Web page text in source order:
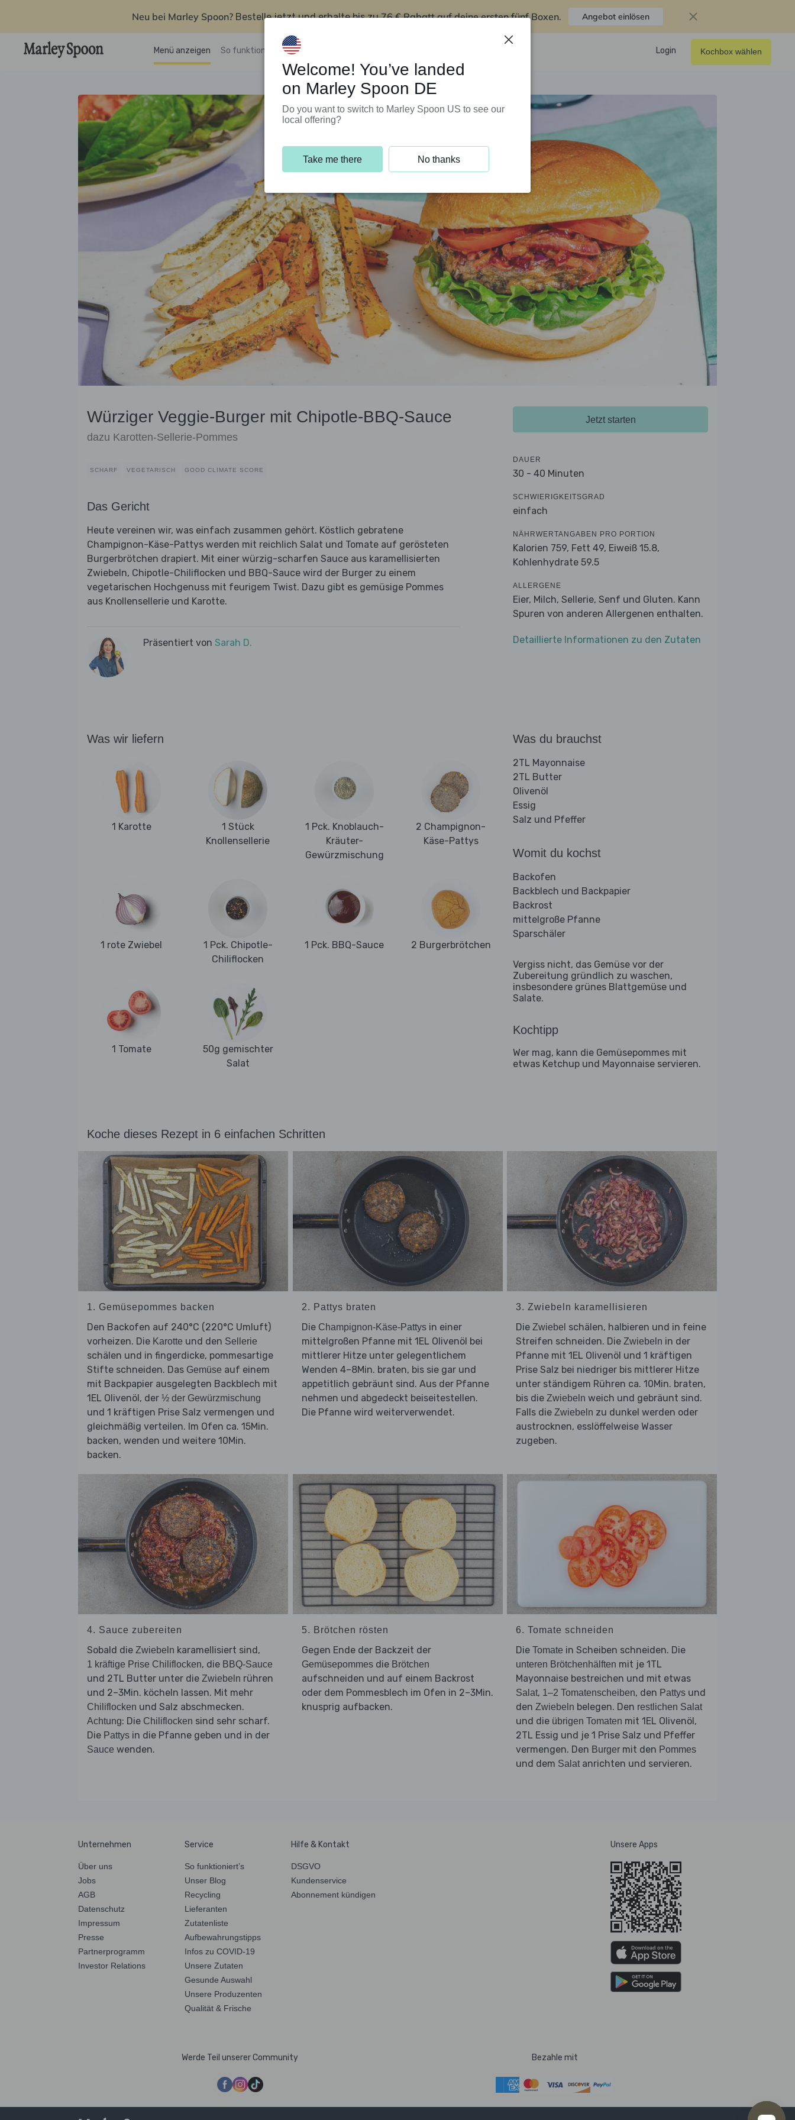
Neu bei Marley Spoon? Bestelle jetzt und erhalte bis zu76 € Rabatt auf deine ersten fünf Boxen. Angebot einlösen
Menü anzeigen So funktioniert’s Kundenservice Login Kochbox wählen
Würziger Veggie-Burger mit Chipotle-BBQ-Sauce
dazu Karotten-Sellerie-Pommes
SCHARF VEGETARISCH GOOD CLIMATE SCORE
Das Gericht
Heute vereinen wir, was einfach zusammen gehört. Köstlich gebratene
Champignon-Käse-Pattys werden mit reichlich Salat und Tomate auf gerösteten
Burgerbrötchen drapiert. Mit einer würzig-scharfen Sauce aus karamellisierten
Zwiebeln, Chipotle-Chiliflocken und BBQ-Sauce wird der Burger zu einem
vegetarischen Hochgenuss mit feurigem Twist. Dazu gibt es gemüsige Pommes
aus Knollensellerie und Karotte.
Präsentiert von Sarah D.
Jetzt starten
DAUER
30 - 40 Minuten
SCHWIERIGKEITSGRAD
einfach
NÄHRWERTANGABEN PRO PORTION
Kalorien 759, Fett 49, Eiweiß 15.8,
Kohlenhydrate 59.5
ALLERGENE
Eier, Milch, Sellerie, Senf und Gluten. Kann
Spuren von anderen Allergenen enthalten.
Detaillierte Informationen zu den Zutaten
Was wir liefern
1 Karotte
1 Stück
Knollensellerie
1 Pck. Knoblauch-
Kräuter-
Gewürzmischung
2 Champignon-
Käse-Pattys
1 rote Zwiebel
1 Pck. Chipotle-
Chiliflocken
1 Pck. BBQ-Sauce 2 Burgerbrötchen
1 Tomate
50g gemischter
Salat
Was du brauchst
2TL Mayonnaise
2TL Butter
Olivenöl
Essig
Salz und Pfeffer
Womit du kochst
Backofen
Backblech und Backpapier
Backrost
mittelgroße Pfanne
Sparschäler
Vergiss nicht, das Gemüse vor der
Zubereitung gründlich zu waschen,
insbesondere grünes Blattgemüse und
Salate.
Kochtipp
Wer mag, kann die Gemüsepommes mit
etwas Ketchup und Mayonnaise servieren.
Koche dieses Rezept in 6 einfachen Schritten
1. Gemüsepommes backen
Den Backofen auf 240°C (220°C Umluft)
vorheizen. Die Karotte und den Sellerie
schälen und in fingerdicke, pommesartige
Stifte schneiden. Das Gemüse auf einem
mit Backpapier ausgelegten Backblech mit
1EL Olivenöl, der ½ der Gewürzmischung
und 1 kräftigen Prise Salz vermengen und
gleichmäßig verteilen. Im Ofen ca. 15Min.
backen, wenden und weitere 10Min.
backen.
2. Pattys braten
Die Champignon-Käse-Pattysin einer
mittelgroßen Pfanne mit 1EL Olivenöl bei
mittlerer Hitze unter gelegentlichem
Wenden 4–8Min. braten, bis sie gar und
appetitlich gebräunt sind. Aus der Pfanne
nehmen und abgedeckt beiseitestellen.
Die Pfanne wird weiterverwendet.
3. Zwiebeln karamellisieren
Die Zwiebel schälen, halbieren und in feine
Streifen schneiden. Die Zwiebeln in der
Pfanne mit 1EL Olivenöl und 1 kräftigen
Prise Salz bei niedriger bis mittlerer Hitze
unter ständigem Rühren ca. 10Min. braten,
bis die Zwiebeln weich und gebräunt sind.
Falls die Zwiebeln zu dunkel werden oder
austrocknen, esslöffelweise Wasser
zugeben.
4. Sauce zubereiten
Sobald die Zwiebeln karamellisiert sind,
1 kräftige Prise Chiliflocken, die BBQ-Sauce
und 2TL Butter unter die Zwiebeln rühren
und 2–3Min. köcheln lassen. Mit mehr
Chiliflocken und Salz abschmecken.
Achtung: Die Chiliflocken sind sehr scharf.
Die Pattys in die Pfanne geben und in der
Sauce wenden.
5. Brötchen rösten
Gegen Ende der Backzeit der
Gemüsepommesdie Brötchen
aufschneiden und auf einem Backrost
oder dem Pommesblech im Ofen in 2–3Min.
knusprig aufbacken.
6. Tomate schneiden
Die Tomate in Scheiben schneiden. Die
unteren Brötchenhälften mit je 1TL
Mayonnaise bestreichen und mit etwas
Salat, 1–2 Tomatenscheiben, den Pattys und
den Zwiebeln belegen. Den restlichen Salat
und die übrigen Tomaten mit 1EL Olivenöl,
2TL Essig und je 1 Prise Salz und Pfeffer
vermengen. Den Burger mit den Pommes
und dem Salat anrichten und servieren.
Unternehmen
Über uns
Jobs
AGB
Datenschutz
Impressum
Presse
Partnerprogramm
Investor Relations
Service
So funktioniert’s
Unser Blog
Recycling
Lieferanten
Zutatenliste
Aufbewahrungstipps
Infos zu COVID-19
Unsere Zutaten
Gesunde Auswahl
Unsere Produzenten
Qualität & Frische
Hilfe & Kontakt
DSGVO
Kundenservice
Abonnement kündigen
Unsere Apps
Werde Teil unserer Community Bezahle mit
Welcome! You’ve landed
on Marley Spoon DE
Do you want to switch to Marley Spoon US to see our
local offering?
Take me there No thanks